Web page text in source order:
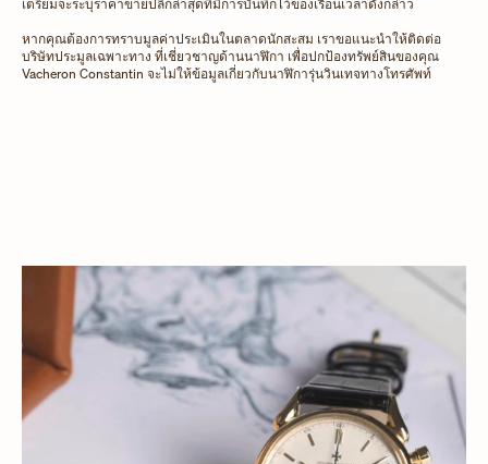
เตรียมจะระบุราคาขายปลีกล่าสุดที่มีการบันทึกไว้ของเรือนเวลาดังกล่าว
หากคุณต้องการทราบมูลค่าประเมินในตลาดนักสะสม เราขอแนะนำให้ติดต่อ
บริษัทประมูลเฉพาะทาง ที่เชี่ยวชาญด้านนาฬิกา เพื่อปกป้องทรัพย์สินของคุณ
Vacheron Constantin จะไม่ให้ข้อมูลเกี่ยวกับนาฬิการุ่นวินเทจทางโทรศัพท์